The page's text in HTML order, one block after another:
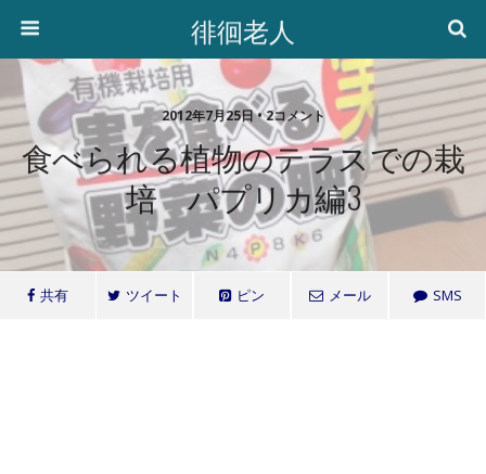
徘徊老人
2012年7月25日 • 2コメント
食べられる植物のテラスでの栽
培 パプリカ編3
共有 ツイート ピン メール SMS